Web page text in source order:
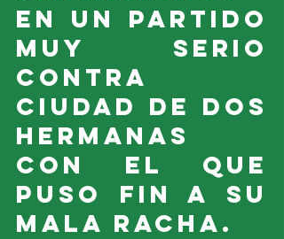
en un partido
muy serio
contra
Ciudad de Dos
Hermanas
con el que
puso fin a su
mala racha.